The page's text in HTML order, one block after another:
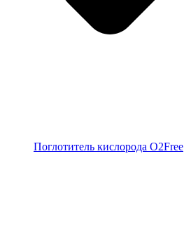
Поглотитель кислорода O2Free